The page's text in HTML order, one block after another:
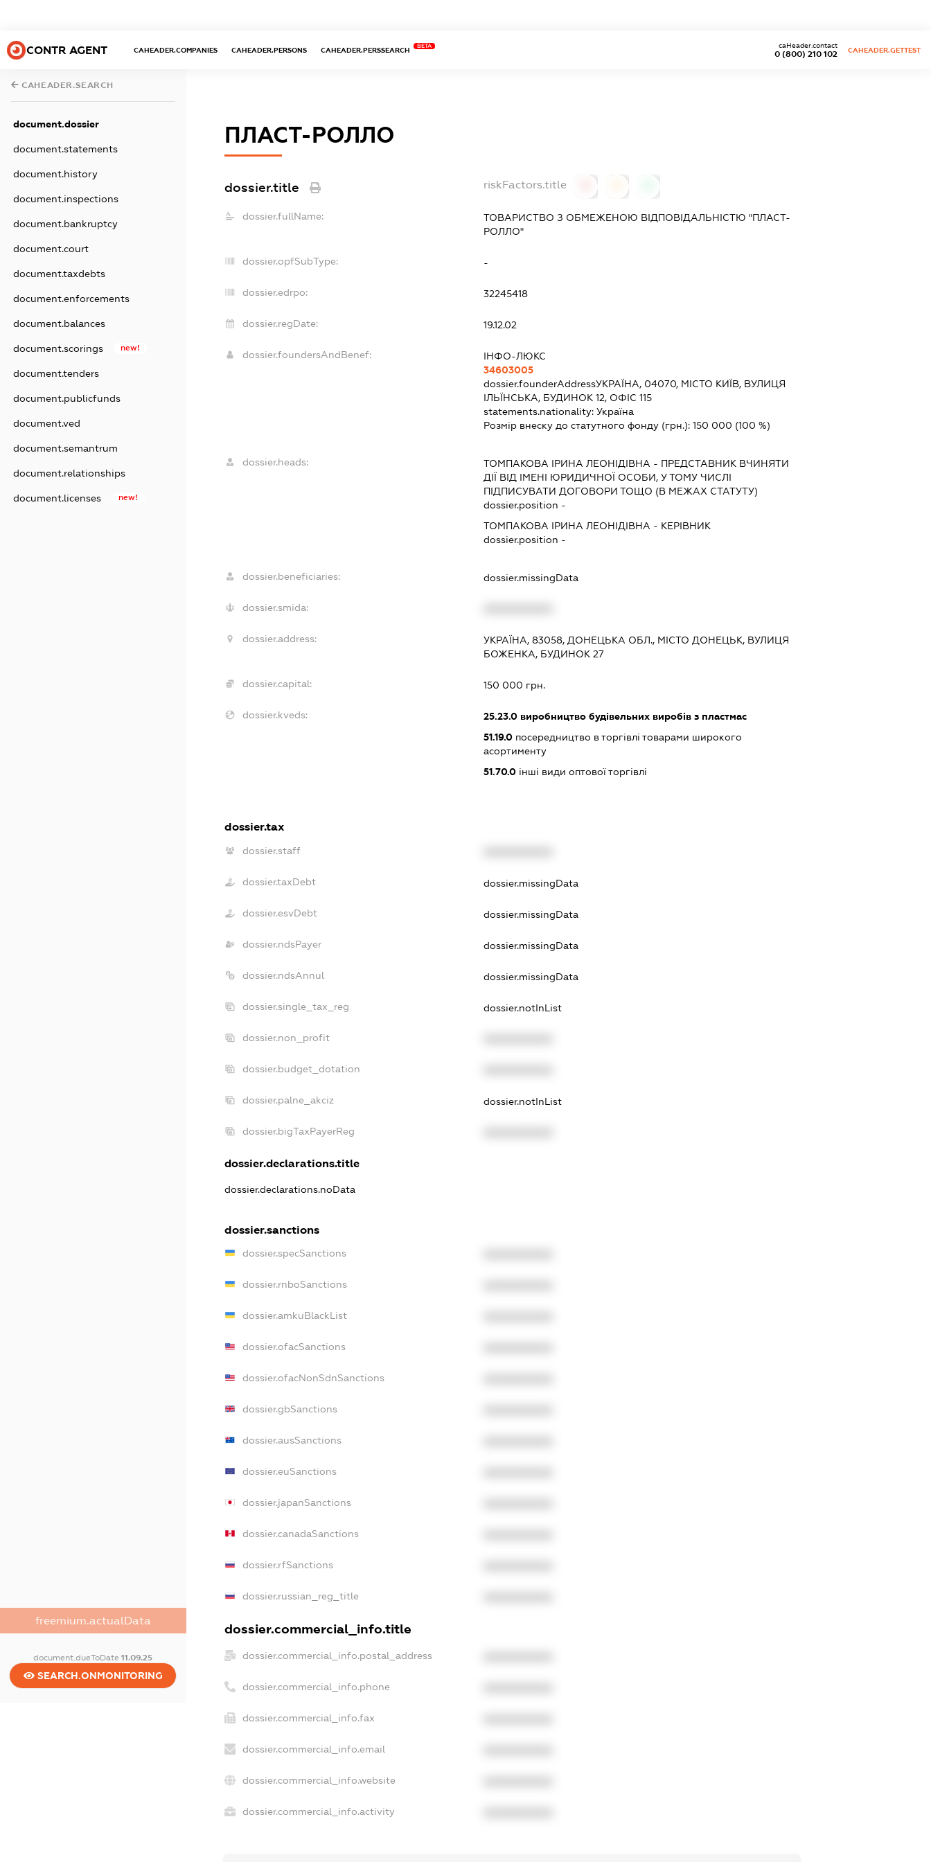
CONTR AGENT CAHEADER.COMPANIES CAHEADER.PERSONS CAHEADER.PERSSEARCH
BETA
0 (800) 210 102
caHeader.contact
CAHEADER.GETTEST
CAHEADER.SEARCH
document.dossier
document.statements
document.history
document.inspections
document.bankruptcy
document.court
document.taxdebts
document.enforcements
document.balances
document.scorings new!
document.tenders
document.publicfunds
document.ved
document.semantrum
document.relationships
document.licenses new!
freemium.actualData
document.dueToDate11.09.25
SEARCH.ONMONITORING
ПЛАСТ-РОЛЛО
dossier.title riskFactors.title
dossier.fullName:
ТОВАРИСТВО З ОБМЕЖЕНОЮ ВІДПОВІДАЛЬНІСТЮ "ПЛАСТ-
РОЛЛО"
dossier.opfSubType: -
dossier.edrpo: 32245418
dossier.regDate: 19.12.02
dossier.foundersAndBenef:
ІНФО-ЛЮКС
34603005
dossier.founderAddressУКРАЇНА, 04070, МІСТО КИЇВ, ВУЛИЦЯ
ІЛЬЇНСЬКА, БУДИНОК 12, ОФІС 115
statements.nationality: Україна
Розмір внеску до статутного фонду (грн.): 150 000 (100 %)
dossier.heads: ТОМПАКОВА ІРИНА ЛЕОНІДІВНА - ПРЕДСТАВНИКВЧИНЯТИ
ДІЇ ВІД ІМЕНІ ЮРИДИЧНОЇ ОСОБИ, У ТОМУ ЧИСЛІ
ПІДПИСУВАТИ ДОГОВОРИ ТОЩО (В МЕЖАХ СТАТУТУ)
dossier.position -
ТОМПАКОВА ІРИНА ЛЕОНІДІВНА - КЕРІВНИК
dossier.position -
dossier.beneficiaries: dossier.missingData
dossier.smida:
dossier.address:
УКРАЇНА, 83058, ДОНЕЦЬКА ОБЛ., МІСТО ДОНЕЦЬК, ВУЛИЦЯ
БОЖЕНКА, БУДИНОК 27
dossier.capital: 150 000 грн.
dossier.kveds: 25.23.0виробництво будівельних виробів з пластмас
51.19.0посередництво в торгівлі товарами широкого
асортименту
51.70.0інші види оптової торгівлі
dossier.tax
dossier.staff
dossier.taxDebt dossier.missingData
dossier.esvDebt dossier.missingData
dossier.ndsPayer dossier.missingData
dossier.ndsAnnul dossier.missingData
dossier.single_tax_reg dossier.notInList
dossier.non_profit
dossier.budget_dotation
dossier.palne_akciz dossier.notInList
dossier.bigTaxPayerReg
dossier.declarations.title
dossier.declarations.noData
dossier.sanctions
dossier.specSanctions
dossier.rnboSanctions
dossier.amkuBlackList
dossier.ofacSanctions
dossier.ofacNonSdnSanctions
dossier.gbSanctions
dossier.ausSanctions
dossier.euSanctions
dossier.japanSanctions
dossier.canadaSanctions
dossier.rfSanctions
dossier.russian_reg_title
dossier.commercial_info.title
dossier.commercial_info.postal_address
dossier.commercial_info.phone
dossier.commercial_info.fax
dossier.commercial_info.email
dossier.commercial_info.website
dossier.commercial_info.activity